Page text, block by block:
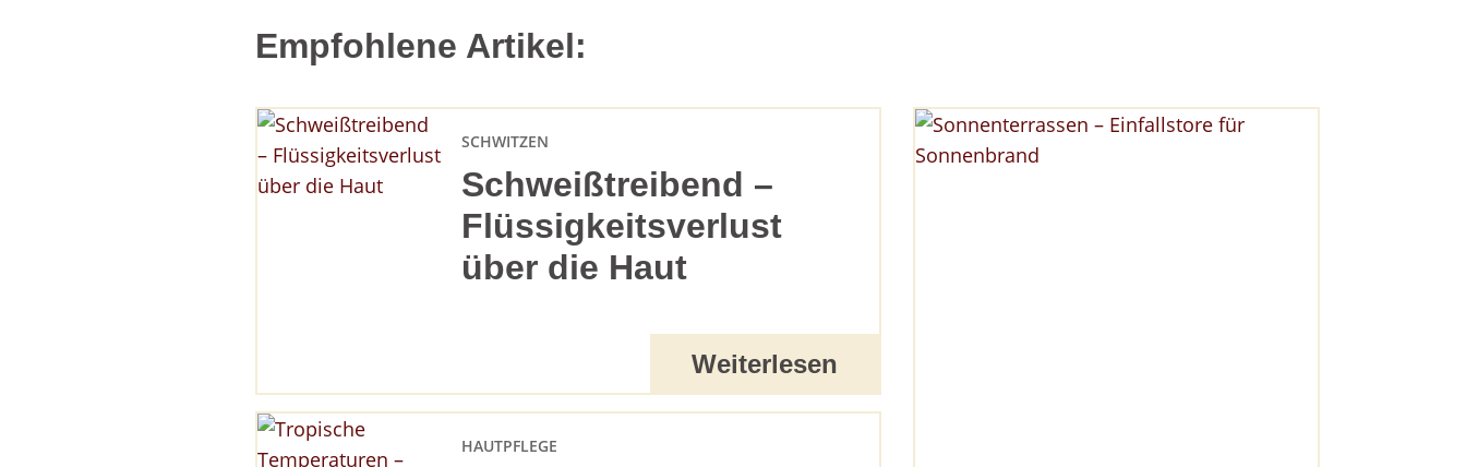
Empfohlene Artikel:
Schweißtreibend –
Flüssigkeitsverlust
über die Haut
SCHWITZEN
Weiterlesen
HAUTPFLEGE